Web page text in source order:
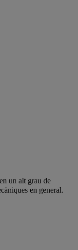
un alt grau de
en general.